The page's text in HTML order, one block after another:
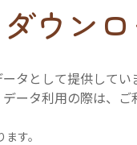
ウン
タとして提供してい
ータ利用の際は、ご
す。